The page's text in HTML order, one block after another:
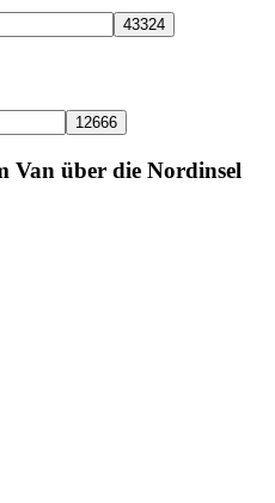
Van über die Nordinsel